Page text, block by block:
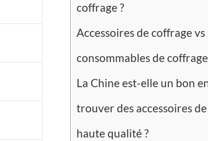
coffrage ?
Accessoires de coffrage vs
consommables de coffrage
La Chine est-elle un bon
trouver des accessoires
haute qualité ?